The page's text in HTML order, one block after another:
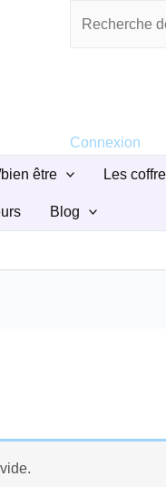
Connexion
être Les
Blog